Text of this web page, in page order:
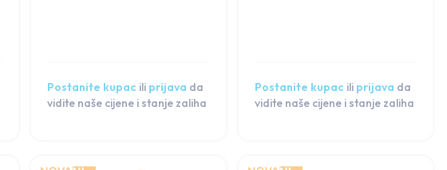
Postanite kupac ili prijava da
vidite naše cijene i stanje zaliha
Postanite kupac ili prijava da
vidite naše cijene i stanje zaliha